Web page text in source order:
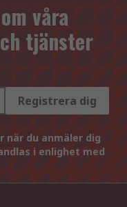
våra
tjänster
Registrera dig
när du anmäler dig
i enlighet med